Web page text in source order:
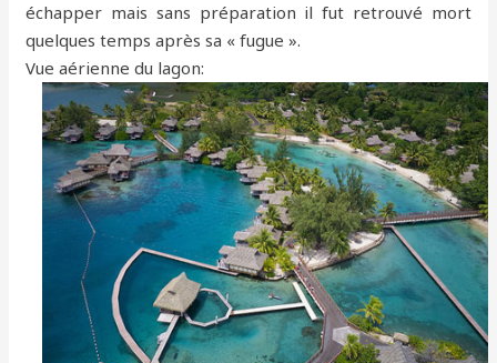
échapper mais sans préparation il fut retrouvé mort
quelques temps après sa « fugue ».
Vue aérienne du lagon: